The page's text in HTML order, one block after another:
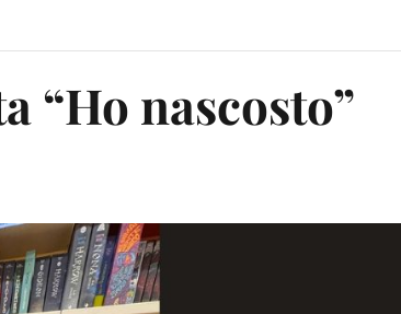
“Ho nascosto”